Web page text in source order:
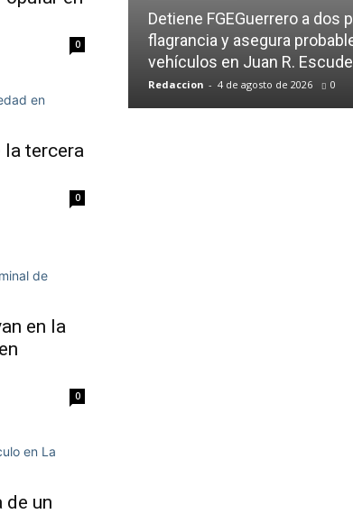
0
la tercera
0
en la
0
de un
Detiene FGEGuerrero a dos
flagrancia y asegura
vehículos en Juan R.
Redaccion - 4 de agosto de 2026 0